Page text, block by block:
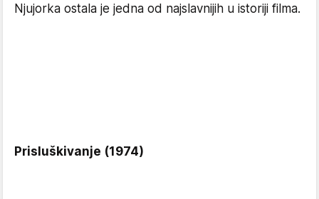
Njujorka ostala je jedna od najslavnijih u istoriji filma.
Prisluškivanje (1974)